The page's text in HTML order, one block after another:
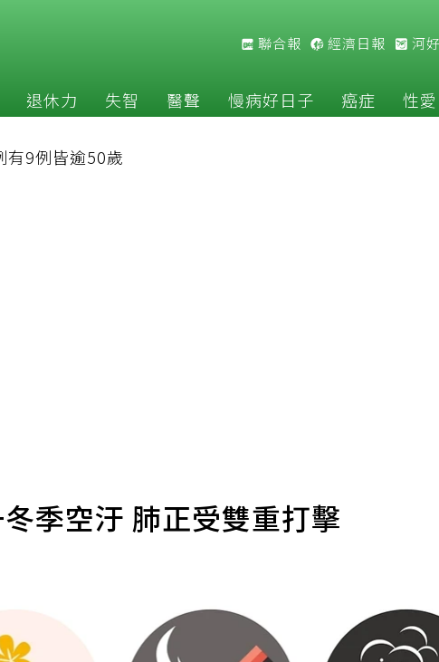
聯合報 經濟日報 河
退休力 失智 醫聲 慢病好日子 癌症 性愛
有9例皆逾50歲
季空汙 肺正受雙重打擊